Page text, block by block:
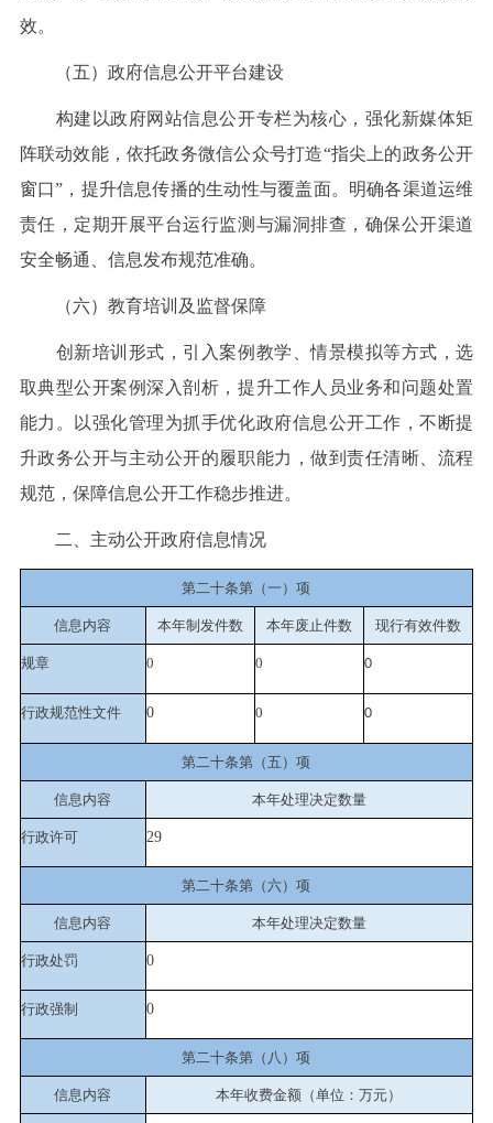
效。
（五）政府信息公开平台建设
构建以政府网站信息公开专栏为核心，强化新媒体矩
阵联动效能，依托政务微信公众号打造“指尖上的政务公开
窗口”，提升信息传播的生动性与覆盖面。明确各渠道运维
责任，定期开展平台运行监测与漏洞排查，确保公开渠道
安全畅通、信息发布规范准确。
（六）教育培训及监督保障
创新培训形式，引入案例教学、情景模拟等方式，选
取典型公开案例深入剖析，提升工作人员业务和问题处置
能力。以强化管理为抓手优化政府信息公开工作，不断提
升政务公开与主动公开的履职能力，做到责任清晰、流程
规范，保障信息公开工作稳步推进。
二、主动公开政府信息情况
第二十条第（一）项
信息内容 本年制发件数 本年废止件数 现行有效件数
规章 0 0 0
行政规范性文件 0 0 0
第二十条第（五）项
信息内容 本年处理决定数量
行政许可 29
第二十条第（六）项
信息内容 本年处理决定数量
行政处罚 0
行政强制 0
第二十条第（八）项
信息内容 本年收费金额（单位：万元）